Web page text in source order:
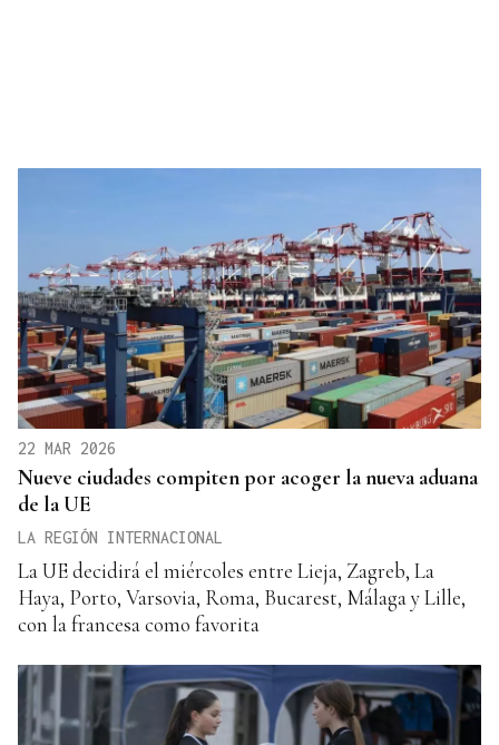
22 MAR 2026
Nueve ciudades compiten por acoger la nueva aduana
de la UE
LA REGIÓN INTERNACIONAL
La UE decidirá el miércoles entre Lieja, Zagreb, La
Haya, Porto, Varsovia, Roma, Bucarest, Málaga y Lille,
con la francesa como favorita